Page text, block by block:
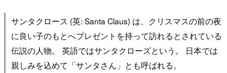
サンタクロース (英: Santa Claus) は、クリスマスの前の夜
に良い子のもとへプレゼントを持って訪れるとされている
伝説の人物。 英語ではサンタクローズという。 日本では
親しみを込めて「サンタさん」とも呼ばれる。